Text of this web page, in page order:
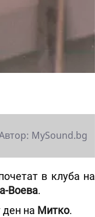
MySound.bg
в клуба на
Воева.
ден на Митко.